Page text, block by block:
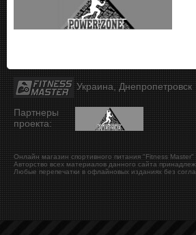
Украина, Днепропетровск
Партнеры
проекта:
Онлайн магазин спортивного питания "Fitness Master"
Авторство всех материалов данного сайта
Любые перепечатки в офлайновых изданиях без